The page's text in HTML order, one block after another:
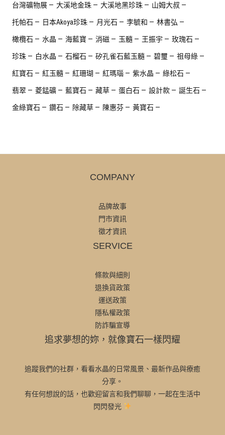
台灣礦物展 大溪地金珠 大溪地黑珍珠 山姆大叔
托帕石 日本Akoya珍珠 月光石 李毓和 林書弘
橄欖石 水晶 海藍寶 消磁 玉髓 王振宇 玫瑰石
珍珠 白水晶 石榴石 矽孔雀石藍玉髓 碧璽 祖母綠
紅寶石 紅玉髓 紅珊瑚 紅瑪瑙 紫水晶 綠松石
翡翠 菱錳礦 藍寶石 藏草 蛋白石 設計款 誕生石
金綠寶石 鑽石 除藏草 陳惠芬 黃寶石
COMPANY
品牌故事
門市資訊
徵才資訊
SERVICE
條款與細則
退換貨政策
運送政策
隱私權政策
防詐騙宣導
追求夢想的妳，就像寶石一樣閃耀
追蹤我們的社群，看看水晶的日常風景、最新作品與療癒
分享。
有任何想說的話，也歡迎留言和我們聊聊，一起在生活中
閃閃發光